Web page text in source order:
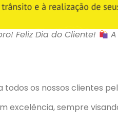
Feliz Dia do Cliente!
os nossos clientes
excelência, sempre